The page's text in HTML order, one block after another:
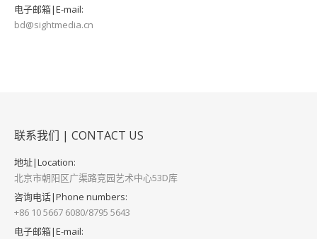
电子邮箱|E-mail:
bd@sightmedia.cn
联系我们 | CONTACT US
地址|Location:
北京市朝阳区广渠路竞园艺术中心53D库
咨询电话|Phone numbers:
+86 10 5667 6080/8795 5643
电子邮箱|E-mail: